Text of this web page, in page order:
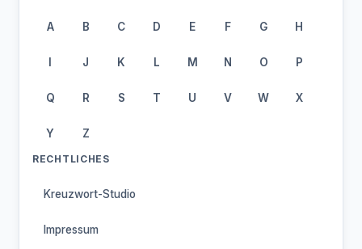
A B C D E F G H
I J K L M N O P
Q R S T U V W X
Y Z
RECHTLICHES
Kreuzwort-Studio
Impressum